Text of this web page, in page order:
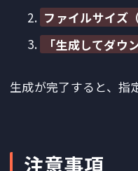
ファイルサイズ
「生成してダウ
生成が完了すると、指
注意事項